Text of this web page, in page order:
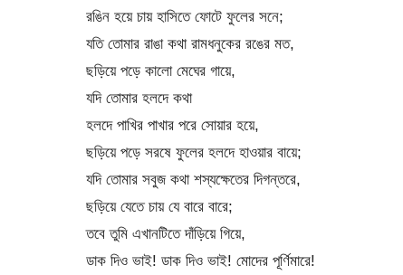
রঙিন হয়ে চায় হাসিতে ফোটে ফুলের সনে;
যতি তোমার রাঙা কথা রামধনুকের রঙের মত,
ছড়িয়ে পড়ে কালো মেঘের গায়ে,
যদি তোমার হলদে কথা
হলদে পাখির পাখার পরে সোয়ার হয়ে,
ছড়িয়ে পড়ে সরষে ফুলের হলদে হাওয়ার বায়ে;
যদি তোমার সবুজ কথা শস্যক্ষেতের দিগন্তরে,
ছড়িয়ে যেতে চায় যে বারে বারে;
তবে তুমি এখানটিতে দাঁড়িয়ে গিয়ে,
ডাক দিও ভাই! ডাক দিও ভাই! মোদের পূর্ণিমারে!